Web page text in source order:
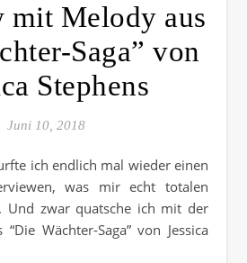
mit Melody aus
Saga” von
Stephens
Juni 10, 2018
was mir echt totalen
Und zwar quatsche ich mit der
Wächter-Saga” von Jessica